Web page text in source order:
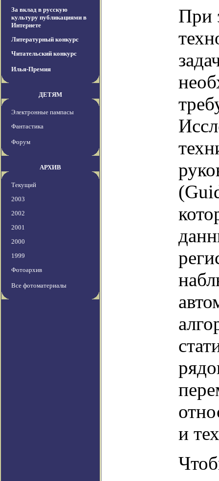
За вклад в русскую
культуру публикациями в
Интернете
Литературный конкурс
Читательский конкурс
Илья-Премия
ДЕТЯМ
Электронные пампасы
Фантастика
Форум
АРХИВ
Текущий
2003
2002
2001
2000
1999
Фотоархив
Все фотоматериалы
При
и